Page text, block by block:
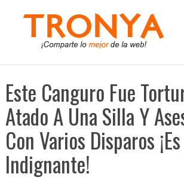
Este Canguro Fue
Atado A Una Silla Y
Con Varios Disparos ¡Es
Indignante!